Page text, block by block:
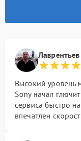
Высокий уровень
Sony начал
сервиса быстро
впечатлен